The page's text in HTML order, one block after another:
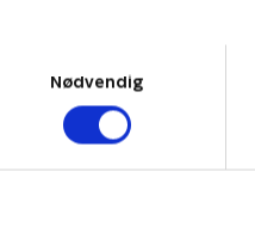
Nødvendig
en del af morgenen
– både i
sendes nemlig live direkte
kan du tænde for TV 2
lidt længere, for her